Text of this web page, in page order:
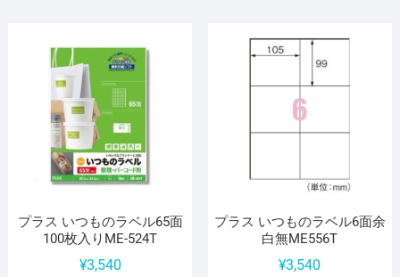
プラス いつものラベル65面
100枚入りME-524T
¥3,540
プラス いつものラベル6面余
白無ME556T
¥3,540